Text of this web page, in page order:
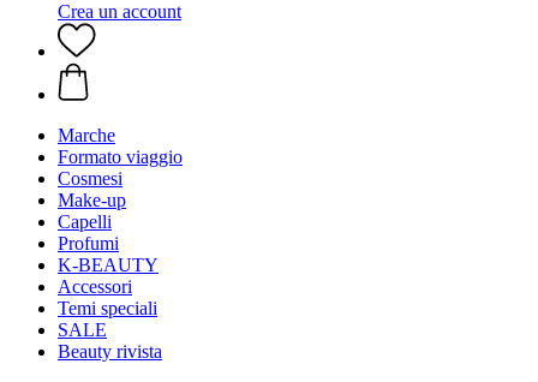
Crea un account
Marche
Formato viaggio
Cosmesi
Make-up
Capelli
Profumi
K-BEAUTY
Accessori
Temi speciali
SALE
Beauty rivista